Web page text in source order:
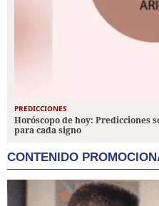
PREDICCIONES
Horóscopo de hoy: Predicciones
para cada signo
CONTENIDO